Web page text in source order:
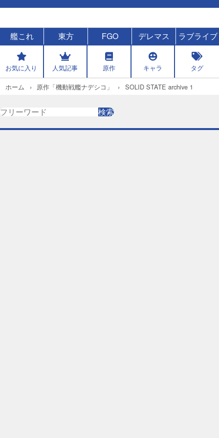
艦これ 東方 FGO デレマス ラブライブ
お気に入り 人気記事 原作 キャラ タグ
ホーム 原作「機動戦艦ナデシコ」 SOLID STATE archive 1
検
索
検索